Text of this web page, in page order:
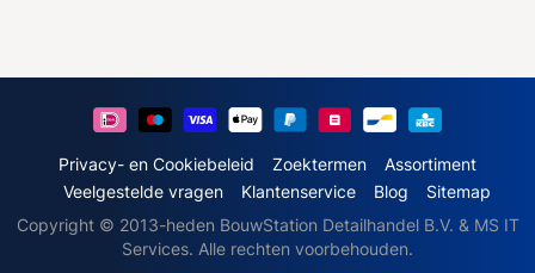
e
o
Privacy- en Cookiebeleid Zoektermen
Assortiment
Veelgestelde vragen
Klantenservice Blog
Sitemap
Copyright © 2013-heden BouwStation Detailhandel B.V. & MS IT
Services. Alle rechten voorbehouden.